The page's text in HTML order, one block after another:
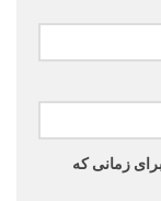
زمانی که